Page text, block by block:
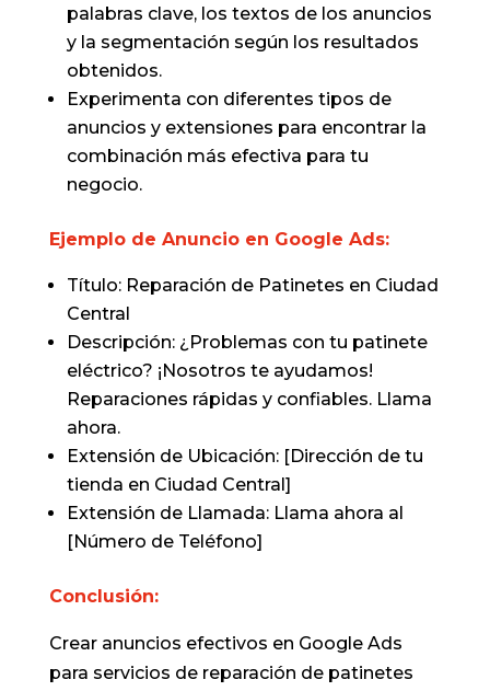
palabras clave, los textos de los anuncios
y la segmentación según los resultados
obtenidos.
Experimenta con diferentes tipos de
anuncios y extensiones para encontrar la
combinación más efectiva para tu
negocio.
Ejemplo de Anuncio en Google Ads:
Título: Reparación de Patinetes en Ciudad
Central
Descripción: ¿Problemas con tu patinete
eléctrico? ¡Nosotros te ayudamos!
Reparaciones rápidas y confiables. Llama
ahora.
Extensión de Ubicación: [Dirección de tu
tienda en Ciudad Central]
Extensión de Llamada: Llama ahora al
[Número de Teléfono]
Conclusión:
Crear anuncios efectivos en Google Ads
para servicios de reparación de patinetes